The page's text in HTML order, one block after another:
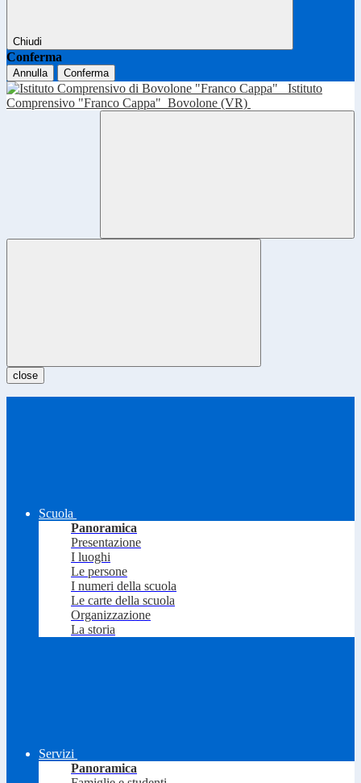
Chiudi
Conferma
Annulla Conferma
Istituto
Comprensivo "Franco Cappa" Bovolone (VR)
close
Scuola
Panoramica
Presentazione
I luoghi
Le persone
I numeri della scuola
Le carte della scuola
Organizzazione
La storia
Servizi
Panoramica